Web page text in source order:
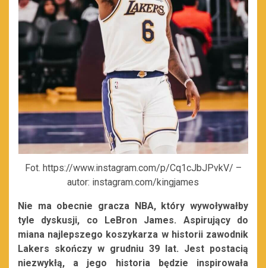
Fot. https://www.instagram.com/p/Cq1cJbJPvkV/ –
autor: instagram.com/kingjames
Nie ma obecnie gracza NBA, który wywoływałby
tyle dyskusji, co LeBron James. Aspirujący do
miana najlepszego koszykarza w historii zawodnik
Lakers skończy w grudniu 39 lat. Jest postacią
niezwykłą, a jego historia będzie inspirowała